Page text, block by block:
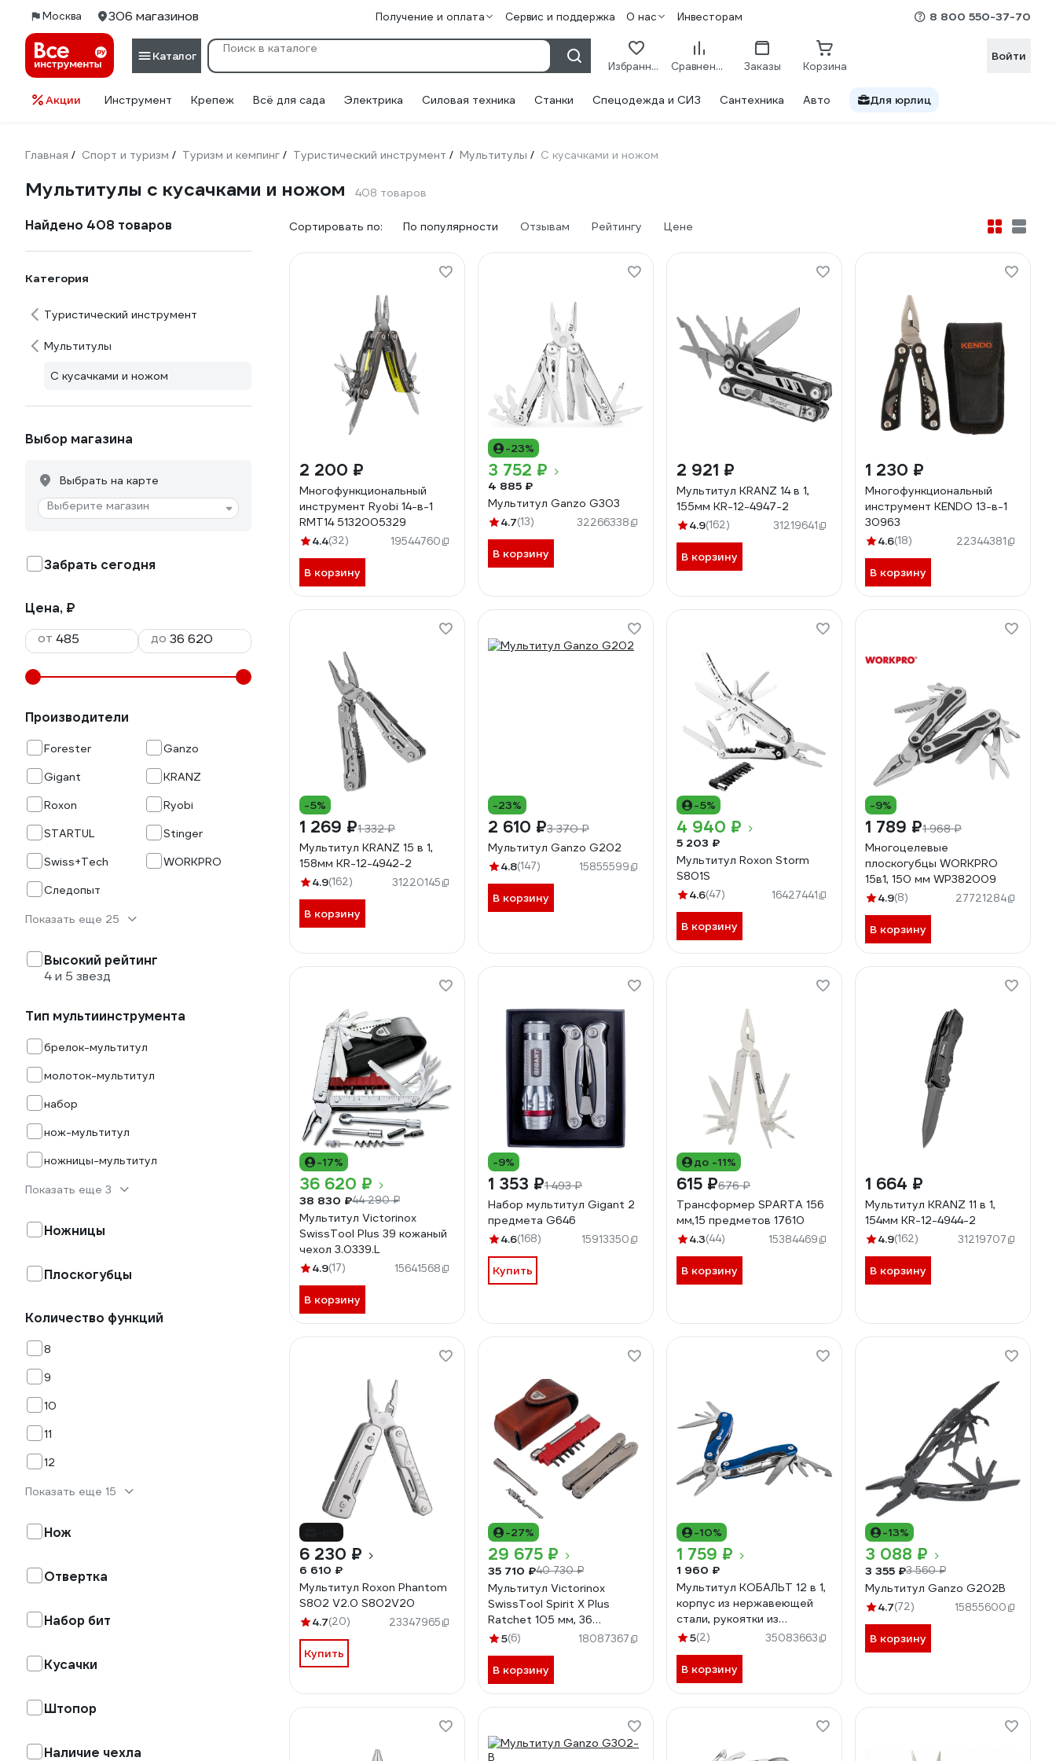
Москва 306 магазинов Получение и оплата Сервис и поддержка О нас Инвесторам 8 800 550-37-70
Каталог
Избранное Сравнение Заказы Корзина
Войти
Акции Инструмент Крепеж Всё для сада Электрика Силовая техника Станки Спецодежда и СИЗ Сантехника Авто Для юрлиц
Главная / Спорт и туризм / Туризм и кемпинг / Туристический инструмент / Мультитулы / С кусачками и ножом
Мультитулы с кусачками и ножом 408 товаров
Найдено 408 товаров
Категория
Туристический инструмент
Мультитулы
С кусачками и ножом
Выбор магазина
Выбрать на карте
Выберите магазин
Забрать сегодня
Цена, ₽
от
до
Производители
Forester
Ganzo
Gigant
KRANZ
Roxon
Ryobi
STARTUL
Stinger
Swiss+Tech
WORKPRO
Следопыт
Показать еще 25
Высокий рейтинг
4 и 5 звезд
Тип мультиинструмента
брелок-мультитул
молоток-мультитул
набор
нож-мультитул
ножницы-мультитул
Показать еще 3
Ножницы
Плоскогубцы
Количество функций
8
9
10
11
12
Показать еще 15
Нож
Отвертка
Набор бит
Кусачки
Штопор
Наличие чехла
Сортировать по: По популярности Отзывам Рейтингу Цене
2 200 ₽
Многофункциональный
инструмент Ryobi 14-в-1
RMT14 5132005329
4.4(32) 19544760
В корзину
-23%
3 752 ₽
4 885 ₽
Мультитул Ganzo G303
4.7(13) 32266338
В корзину
2 921 ₽
Мультитул KRANZ 14 в 1,
155мм KR-12-4947-2
4.9(162) 31219641
В корзину
1 230 ₽
Многофункциональный
инструмент KENDO 13-в-1
30963
4.6(18) 22344381
В корзину
-5%
1 269 ₽1 332 ₽
Мультитул KRANZ 15 в 1,
158мм KR-12-4942-2
4.9(162) 31220145
В корзину
-23%
2 610 ₽3 370 ₽
Мультитул Ganzo G202
4.8(147) 15855599
В корзину
-5%
4 940 ₽
5 203 ₽
Мультитул Roxon Storm
S801S
4.6(47) 16427441
В корзину
-9%
1 789 ₽1 968 ₽
Многоцелевые
плоскогубцы WORKPRO
15в1, 150 мм WP382009
4.9(8) 27721284
В корзину
-17%
36 620 ₽
38 830 ₽44 290 ₽
Мультитул Victorinox
SwissTool Plus 39 кожаный
чехол 3.0339.L
4.9(17) 15641568
В корзину
-9%
1 353 ₽1 493 ₽
Набор мультитул Gigant 2
предмета G646
4.6(168) 15913350
Купить
до -11%
615 ₽676 ₽
Трансформер SPARTA 156
мм,15 предметов 17610
4.3(44) 15384469
В корзину
1 664 ₽
Мультитул KRANZ 11 в 1,
154мм KR-12-4944-2
4.9(162) 31219707
В корзину
6 230 ₽
6 610 ₽
Мультитул Roxon Phantom
S802 V2.0 S802V20
4.7(20) 23347965
Купить
-27%
29 675 ₽
35 710 ₽40 730 ₽
Мультитул Victorinox
SwissTool Spirit X Plus
Ratchet 105 мм, 36
функций, в кожаном чехле
5(6) 18087367
В корзину
-10%
1 759 ₽
1 960 ₽
Мультитул КОБАЛЬТ 12 в 1,
корпус из нержавеющей
стали, рукоятки из
алюминия, чехол для
5(2) 35083663
В корзину
-13%
3 088 ₽
3 355 ₽3 560 ₽
Мультитул Ganzo G202B
4.7(72) 15855600
В корзину